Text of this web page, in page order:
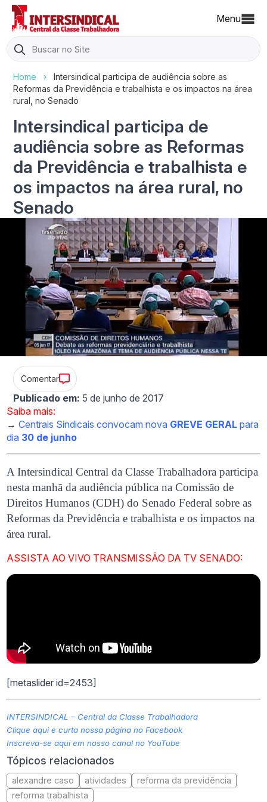
Menu
Search
for:
Home ›
Intersindical participa de audiência sobre as
Reformas da Previdência e trabalhista e os impactos na área
rural, no Senado
Intersindical participa de
audiência sobre as Reformas
da Previdência e trabalhista e
os impactos na área rural, no
Senado
Comentar
Publicado em: 5 de junho de 2017
Saiba mais:
→Centrais Sindicais convocam nova GREVE GERAL para
dia 30 de junho
A Intersindical Central da Classe Trabalhadora participa
nesta manhã da audiência pública na Comissão de
Direitos Humanos (CDH) do Senado Federal sobre as
Reformas da Previdência e trabalhista e os impactos na
área rural.
ASSISTA AO VIVO TRANSMISSÃO DA TV SENADO:
[metaslider id=2453]
INTERSINDICAL – Central da Classe Trabalhadora
Clique aqui e curta nossa página no Facebook
Inscreva-se aqui em nosso canal no YouTube
Tópicos relacionados
alexandre caso atividades
reforma da previdência
reforma trabalhista